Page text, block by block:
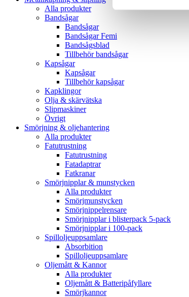
Alla produkter
Bandsågar
Bandsågar
Bandsågar Femi
Bandsågsblad
Tillbehör bandsågar
Kapsågar
Kapsågar
Tillbehör kapsågar
Kapklingor
Olja & skärvätska
Slipmaskiner
Övrigt
Smörjning & oljehantering
Alla produkter
Fatutrustning
Fatutrustning
Fatadaptrar
Fatkranar
Smörjnipplar & munstycken
Alla produkter
Smörjmunstycken
Smörjnippelrensare
Smörjnipplar i blisterpack 5-pack
Smörjnipplar i 100-pack
Spilloljeuppsamlare
Absorbition
Spilloljeuppsamlare
Oljemått & Kannor
Alla produkter
Oljemått & Batteripåfyllare
Smörjkannor